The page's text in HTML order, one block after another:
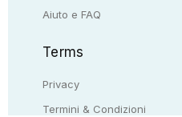
Aiuto e FAQ
Terms
Privacy
Termini & Condizioni